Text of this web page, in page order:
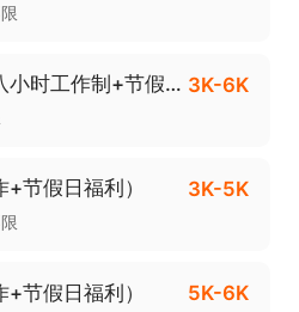
新媒体运营（保险+八小时工作制+节假日福利） 3K-6K
节假日福利） 3K-5K
节假日福利） 5K-6K